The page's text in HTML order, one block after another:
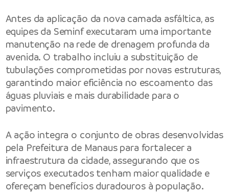
Antes da aplicação da nova camada asfáltica, as
equipes da Seminf executaram uma importante
manutenção na rede de drenagem profunda da
avenida. O trabalho incluiu a substituição de
tubulações comprometidas por novas estruturas,
garantindo maior eficiência no escoamento das
águas pluviais e mais durabilidade para o
pavimento.
A ação integra o conjunto de obras desenvolvidas
pela Prefeitura de Manaus para fortalecer a
infraestrutura da cidade, assegurando que os
serviços executados tenham maior qualidade e
ofereçam benefícios duradouros à população.